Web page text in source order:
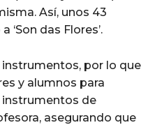
Así, unos 43
‘Son das Flores’.
por lo que
y alumnos para
de
asegurando que